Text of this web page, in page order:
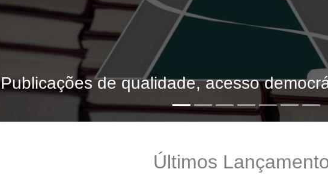
Publicações de qualidade, acesso
Últimos